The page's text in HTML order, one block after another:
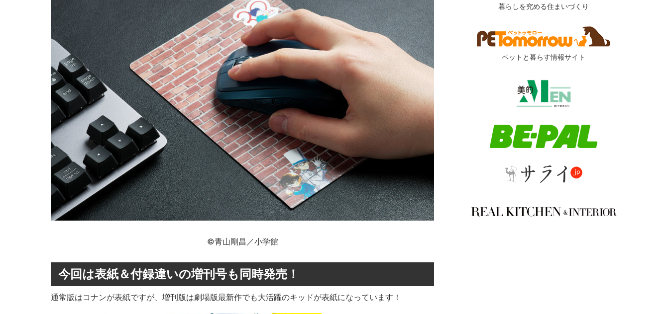
©青山剛昌／小学館
今回は表紙＆付録違いの増刊号も同時発売！
通常版はコナンが表紙ですが、増刊版は劇場版最新作でも大活躍のキッドが表紙になっています！
暮らしを究める住まいづくり
ペットと暮らす情報サイト